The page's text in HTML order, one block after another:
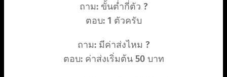
ถาม: ขั้นต่ำกี่ตัว ?
ตอบ: 1 ตัวครับ
ถาม: มีค่าส่งไหม ?
ตอบ: ค่าส่งเริ่มต้น 50 บาท